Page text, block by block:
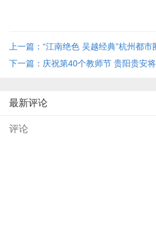
上一篇：“江南绝色 吴越经典”杭州都
行
下一篇：庆祝第40个教师节 贵阳贵安
最新评论